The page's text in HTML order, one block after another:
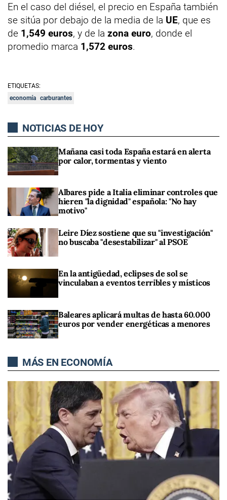
En el caso del diésel, el precio en España también
se sitúa por debajo de la media de la UE, que es
de 1,549 euros, y de la zona euro, donde el
promedio marca 1,572 euros.
ETIQUETAS:
economía carburantes
NOTICIAS DE HOY
Mañana casi toda España estará en alerta
por calor, tormentas y viento
Albares pide a Italia eliminar controles que
hieren "la dignidad" española: "No hay
motivo"
Leire Díez sostiene que su "investigación"
no buscaba "desestabilizar" al PSOE
En la antigüedad, eclipses de sol se
vinculaban a eventos terribles y místicos
Baleares aplicará multas de hasta 60.000
euros por vender energéticas a menores
MÁS EN ECONOMÍA